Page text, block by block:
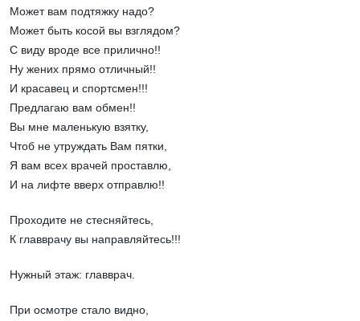
Может вам подтяжку надо?
Может быть косой вы взглядом?
С виду вроде все прилично!!
Ну жених прямо отличный!!
И красавец и спортсмен!!!
Предлагаю вам обмен!!
Вы мне маленькую взятку,
Чтоб не утруждать Вам пятки,
Я вам всех врачей проставлю,
И на лифте вверх отправлю!!
Проходите не стесняйтесь,
К главврачу вы направляйтесь!!!
Нужный этаж: главврач.
При осмотре стало видно,